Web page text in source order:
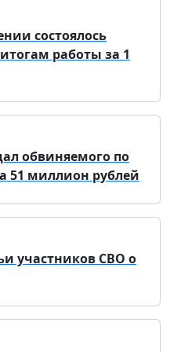
состоялось
работы за 1
обвиняемого по
51 миллион рублей
участников СВО о